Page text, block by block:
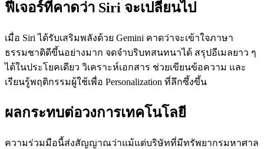
ฟีเจอร์ที่คาดว่า Siri จะเปลี่ยนไป
เมื่อ Siri ได้รับเสริมพลังด้วย Gemini คาดว่าจะเข้าใจภาษา
ธรรมชาติดีขึ้นอย่างมาก จดจำบริบทสนทนาได้ สรุปอีเมลยาว ๆ
ได้ในประโยคเดียว วิเคราะห์เอกสาร ช่วยเขียนข้อความ และ
เรียนรู้พฤติกรรมผู้ใช้เพื่อ Personalization ที่ลึกซึ้งขึ้น
ผลกระทบต่อวงการเทคโนโลยี
ความร่วมมือนี้ส่งสัญญาณว่าแม้แต่บริษัทที่มีทรัพยากรมหาศาล